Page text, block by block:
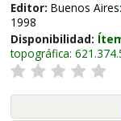
Editor: Buenos Aires:
1998
Disponibilidad:
topográfica: